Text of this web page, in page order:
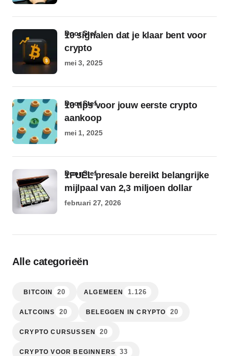
10 signalen dat je klaar bent voor
crypto
door Stef
mei 3, 2025
10 tips voor jouw eerste crypto
aankoop
door Stef
mei 1, 2025
1FUEL presale bereikt belangrijke
mijlpaal van 2,3 miljoen dollar
door Stef
februari 27, 2026
Alle categorieën
BITCOIN 20 ALGEMEEN 1.126
ALTCOINS 20 BELEGGEN IN CRYPTO 20
CRYPTO CURSUSSEN 20
CRYPTO VOOR BEGINNERS 33